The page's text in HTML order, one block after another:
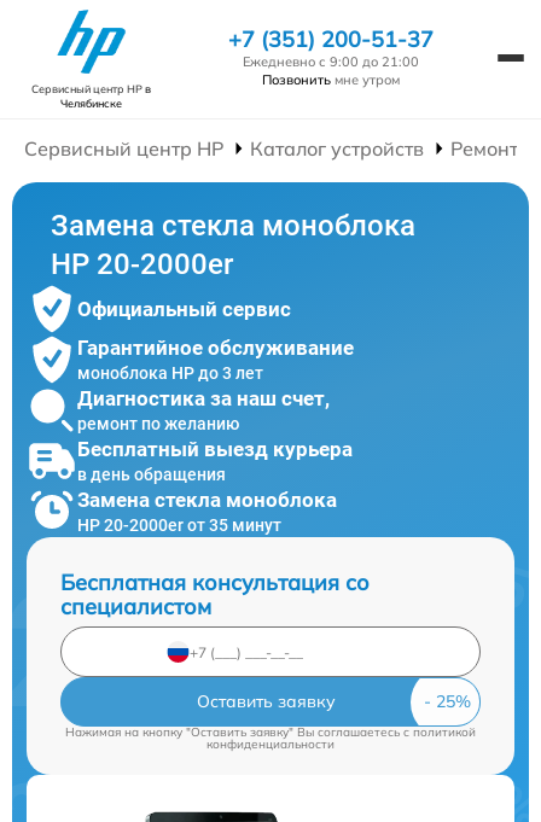
Сервисный центр HPв
Челябинске
+7 (351) 200-51-37
Ежедневно с 9:00 до 21:00
Позвонить мне утром
Сервисный центр HP Каталог устройств Ремонт
Замена стекла моноблока
HP 20-2000er
Официальный сервис
Гарантийное обслуживание
моноблока HP до 3 лет
Диагностика за наш счет,
ремонт по желанию
Бесплатный выезд курьера
в день обращения
Замена стекла моноблока
HP 20-2000er от 35 минут
Бесплатная консультация со
специалистом
Оставить заявку
Нажимая на кнопку "Оставить заявку" Вы соглашаетесь cполитикой
конфиденциальности